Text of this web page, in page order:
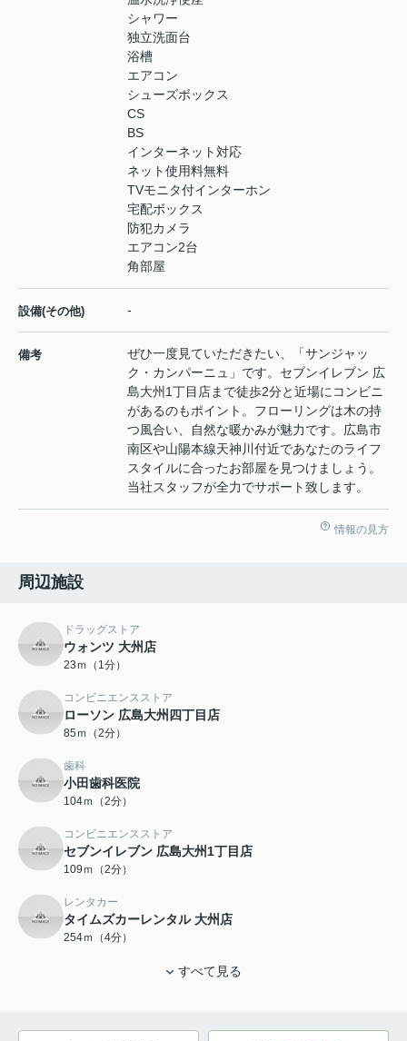
シャワー
独立洗面台
浴槽
エアコン
シューズボックス
CS
BS
インターネット対応
ネット使用料無料
TVモニタ付インターホン
宅配ボックス
防犯カメラ
エアコン2台
角部屋
設備(その他) -
備考
ぜひ一度見ていただきたい、「サンジャッ
ク・カンパーニュ」です。セブンイレブン 広
島大州1丁目店まで徒歩2分と近場にコンビニ
があるのもポイント。フローリングは木の持
つ風合い、自然な暖かみが魅力です。広島市
南区や山陽本線天神川付近であなたのライフ
スタイルに合ったお部屋を見つけましょう。
当社スタッフが全力でサポート致します。
情報の見方
周辺施設
ドラッグストア
ウォンツ 大州店
23ｍ（1分）
コンビニエンスストア
ローソン 広島大州四丁目店
85ｍ（2分）
歯科
小田歯科医院
104ｍ（2分）
コンビニエンスストア
セブンイレブン 広島大州1丁目店
109ｍ（2分）
レンタカー
タイムズカーレンタル 大州店
254ｍ（4分）
すべて見る